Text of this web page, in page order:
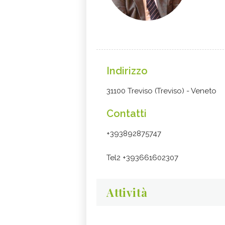
Indirizzo
31100 Treviso (Treviso) - Veneto
Contatti
+393892875747
Tel2 +393661602307
Attività